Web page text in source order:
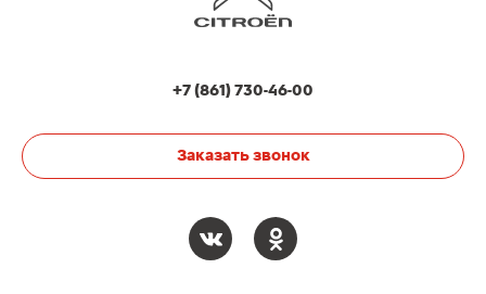
+7 (861) 730-46-00
Заказать звонок